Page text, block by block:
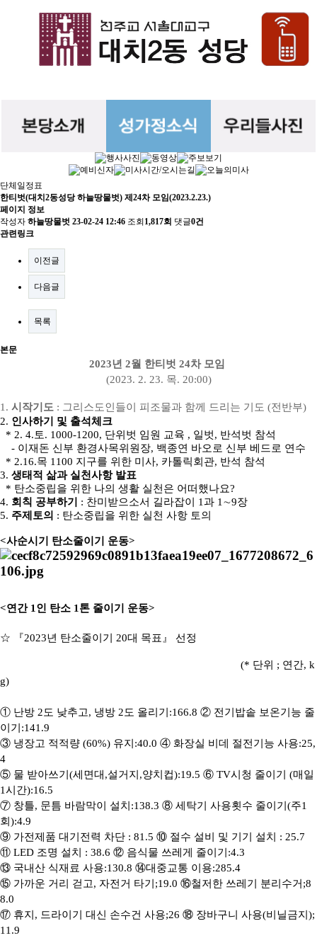
단체일정표
한티벗(대치2동성당 하늘땅물벗) 제24차 모임(2023.2.23.)
페이지 정보
작성자 하늘땅물벗 23-02-24 12:46 조회 1,817회 댓글0건
관련링크
이전글
다음글
목록
본문
2023년 2월 한티벗 24차 모임
(2023. 2. 23. 목. 20:00)
1. 시작기도 : 그리스도인들이 피조물과 함께 드리는 기도 (전반부)
2. 인사하기 및 출석체크
* 2. 4.토. 1000-1200, 단위벗 임원 교육 , 일벗, 반석벗 참석
- 이재돈 신부 환경사목위원장, 백종연 바오로 신부 베드로 연수
* 2.16.목 1100 지구를 위한 미사, 카톨릭회관, 반석 참석
3. 생태적 삶과 실천사항 발표
* 탄소중립을 위한 나의 생활 실천은 어떠했나요?
4. 회칙 공부하기 : 찬미받으소서 길라잡이 1과 1 ∼9장
5. 주제토의 : 탄소중립을 위한 실천 사항 토의
<사순시기 탄소줄이기 운동>
<연간 1 인 탄소 1 톤 줄이기 운동>
☆ 『2023년 탄소줄이기 20대 목표 』 선정
(* 단위 ; 연간, k
g)
① 난방 2도 낮추고, 냉방 2도 올리기 :166.8 ② 전기밥솥 보온기능 줄
이기 :141.9
③ 냉장고 적적량 (60%) 유지 :40.0 ④ 화장실 비데 절전기능 사용:25,
4
⑤ 물 받아쓰기 (세면대 ,설거지 ,양치컵):19.5 ⑥ TV시청 줄이기 (매일
1시간):16.5
⑦ 창틀, 문틈 바람막이 설치 :138.3 ⑧ 세탁기 사용횟수 줄이기 (주1
회 ):4.9
⑨ 가전제품 대기전력 차단 : 81.5 ⑩ 절수 설비 및 기기 설치 : 25.7
⑪ LED 조명 설치 : 38.6 ⑫ 음식물 쓰레게 줄이기 :4.3
⑬ 국내산 식재료 사용:130.8 ⑭대중교통 이용:285.4
⑮ 가까운 거리 걷고, 자전거 타기 ;19.0 ⑯철저한 쓰레기 분리수거 ;8
8.0
⑰ 휴지 , 드라이기 대신 손수건 사용;26 ⑱ 장바구니 사용(비닐금지 );
11.9